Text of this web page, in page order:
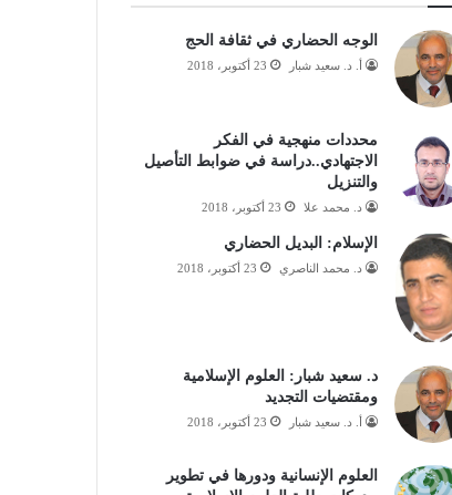
الوجه الحضاري في ثقافة الحج
أ. د. سعيد شبار 23 أكتوبر، 2018
محددات منهجية في الفكر
الاجتهادي..دراسة في ضوابط التأصيل
والتنزيل
د. محمد علا 23 أكتوبر، 2018
الإسلام: البديل الحضاري
د. محمد الناصري 23 أكتوبر، 2018
د. سعيد شبار: العلوم الإسلامية
ومقتضيات التجديد
أ. د. سعيد شبار 23 أكتوبر، 2018
العلوم الإنسانية ودورها في تطوير